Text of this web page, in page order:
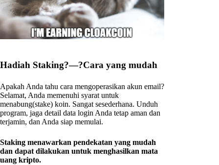
Hadiah Staking?—?Cara yang mudah
Apakah Anda tahu cara mengoperasikan akun email?
Selamat, Anda memenuhi syarat untuk
menabung(stake) koin. Sangat sesederhana. Unduh
program, jaga detail data login Anda tetap aman dan
terjamin, dan Anda siap memulai.
Staking menawarkan pendekatan yang mudah
dan dapat dilakukan untuk menghasilkan mata
uang kripto.